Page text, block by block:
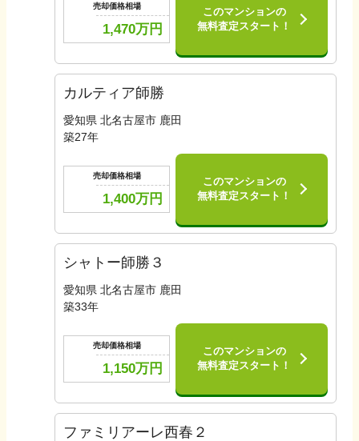
売却価格相場
1,470万円
このマンションの
無料査定スタート！
カルティア師勝
愛知県 北名古屋市 鹿田
築27年
売却価格相場
1,400万円
このマンションの
無料査定スタート！
シャトー師勝３
愛知県 北名古屋市 鹿田
築33年
売却価格相場
1,150万円
このマンションの
無料査定スタート！
ファミリアーレ西春２